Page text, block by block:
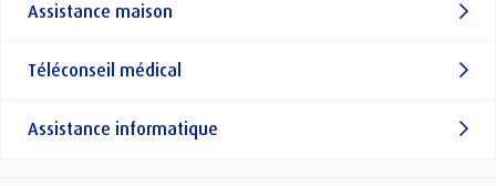
Assistance maison
Téléconseil médical
Assistance informatique